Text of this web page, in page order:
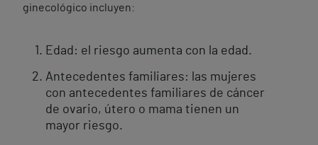
ginecológico incluyen:
Edad: el riesgo aumenta con la edad.
Antecedentes familiares: las mujeres
con antecedentes familiares de cáncer
de ovario, útero o mama tienen un
mayor riesgo.